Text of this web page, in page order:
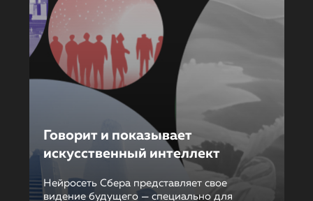
Говорит и показывает
искусственный интеллект
Нейросеть Сбера представляет свое
видение будущего — специально для